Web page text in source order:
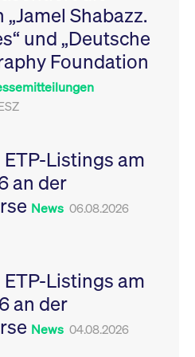
Shabazz.
und „Deutsche
Foundation
Listings am
an der
News 06.08.2026
Listings am
an der
News 04.08.2026
Leistung der Website
zu messen. Es handelt
sich um ein Muster-
Cookie, bei dem auf
das Präfix _pk_ses
eine kurze Reihe von
YouTube
.youtube.com
6
Monate
Dieses Cookie dient
Speicherung der
Einwilligungs- und
des Nutzers für ihre
Interaktion mit der
Sitzungen geehrt